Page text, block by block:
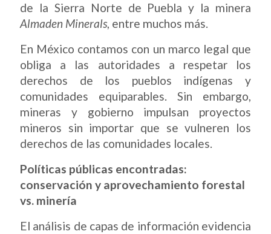
de la Sierra Norte de Puebla y la minera
Almaden Minerals, entre muchos más.
En México contamos con un marco legal que
obliga a las autoridades a respetar los
derechos de los pueblos indígenas y
comunidades equiparables. Sin embargo,
mineras y gobierno impulsan proyectos
mineros sin importar que se vulneren los
derechos de las comunidades locales.
Políticas públicas encontradas:
conservación y aprovechamiento forestal
vs. minería
El análisis de capas de información evidencia